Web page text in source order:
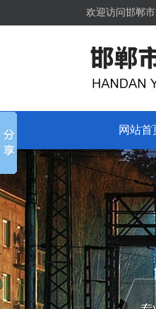
欢迎访问邯郸
网站首